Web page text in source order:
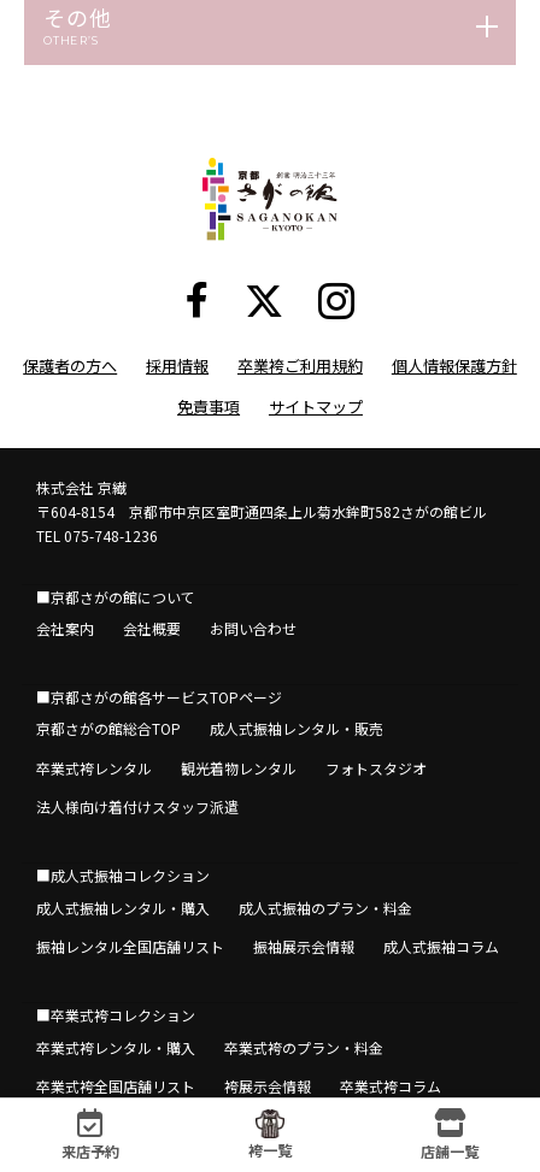
その他
OTHER’S
保護者の方へ 採用情報 卒業袴ご利用規約
個人情報保護方針
免責事項
サイトマップ
株式会社 京繊
〒604-8154 京都市中京区室町通四条上ル菊水鉾町582さがの館ビル
TEL 075-748-1236
■京都さがの館について
会社案内
会社概要 お問い合わせ
■京都さがの館各サービスTOPページ
京都さがの館総合TOP
成人式振袖レンタル・販売
卒業式袴レンタル
観光着物レンタル
フォトスタジオ
法人様向け着付けスタッフ派遣
■成人式振袖コレクション
成人式振袖レンタル・購入
成人式振袖のプラン・料金
振袖レンタル全国店舗リスト
振袖展示会情報 成人式振袖コラム
■卒業式袴コレクション
卒業式袴レンタル・購入
卒業式袴のプラン・料金
卒業式袴全国店舗リスト
袴展示会情報 卒業式袴コラム
© 2021
来店予約 袴一覧 店舗一覧